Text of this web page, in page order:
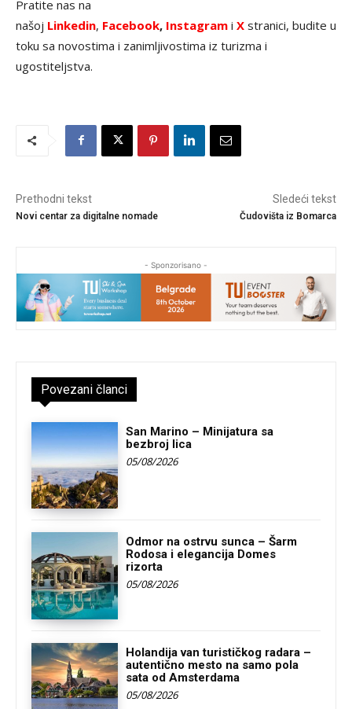
Pratite nas na
našoj Linkedin, Facebook, Instagram i X stranici, budite u
toku sa novostima i zanimljivostima iz turizma i
ugostiteljstva.
Prethodni tekst
Novi centar za digitalne nomade
Sledeći tekst
Čudovišta iz Bomarca
- Sponzorisano -
Povezani članci
San Marino – Minijatura sa
bezbroj lica
05/08/2026
Odmor na ostrvu sunca – Šarm
Rodosa i elegancija Domes
rizorta
05/08/2026
Holandija van turističkog radara –
autentično mesto na samo pola
sata od Amsterdama
05/08/2026